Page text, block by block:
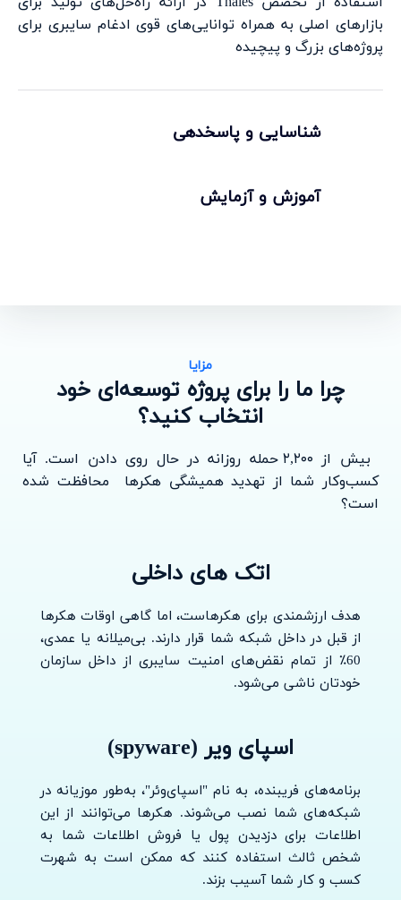
بازارهای اصلی به همراه توانایی‌های قوی ادغام سایبری برای
پروژه‌های بزرگ و پیچیده
شناسایی و پاسخدهی
آموزش و آزمایش
مزایا
چرا ما را برای پروژه توسعه‌ای خود
انتخاب کنید؟
بیش از ۲,۲۰۰ حمله روزانه در حال روی دادن است. آیا
کسب‌وکار شما از تهدید همیشگی هکرها محافظت شده
است؟
اتک های داخلی
هدف ارزشمندی برای هکرهاست، اما گاهی اوقات هکرها
از قبل در داخل شبکه شما قرار دارند. بی‌میلانه یا عمدی،
60٪ از تمام نقض‌های امنیت سایبری از داخل سازمان
خودتان ناشی می‌شود.
اسپای ویر (spyware)
برنامه‌های فریبنده، به نام "اسپای‌وئر"، به‌طور موزیانه در
شبکه‌های شما نصب می‌شوند. هکرها می‌توانند از این
اطلاعات برای دزدیدن پول یا فروش اطلاعات شما به
شخص ثالث استفاده کنند که ممکن است به شهرت
کسب و کار شما آسیب بزند.